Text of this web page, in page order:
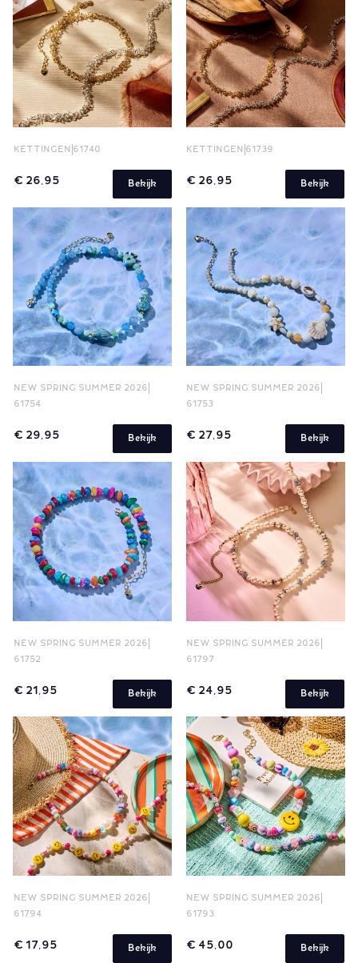
KETTINGEN 61740
€ 26,95 Bekijk
KETTINGEN 61739
€ 26,95 Bekijk
NEW SPRING SUMMER 2026
61754
€ 29,95 Bekijk
NEW SPRING SUMMER 2026
61753
€ 27,95 Bekijk
NEW SPRING SUMMER 2026
61752
€ 21,95 Bekijk
NEW SPRING SUMMER 2026
61797
€ 24,95 Bekijk
NEW SPRING SUMMER 2026
61794
€ 17,95 Bekijk
NEW SPRING SUMMER 2026
61793
€ 45,00 Bekijk